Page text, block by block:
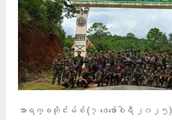
အာရက္ခတိုင်းမ်စ် (၇ ဖေဖော်ဝါရီ ၂၀၂၅)